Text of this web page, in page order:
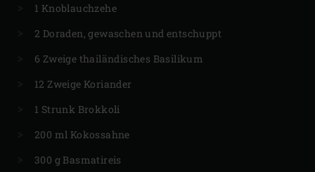
1 Knoblauchzehe
2 Doraden, gewaschen und entschuppt
6 Zweige thailändisches Basilikum
12 Zweige Koriander
1 Strunk Brokkoli
200 ml Kokossahne
300 g Basmatireis